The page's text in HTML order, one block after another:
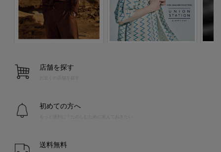
店舗を探す
お近くの店舗を探す
初めての方へ
送料無料